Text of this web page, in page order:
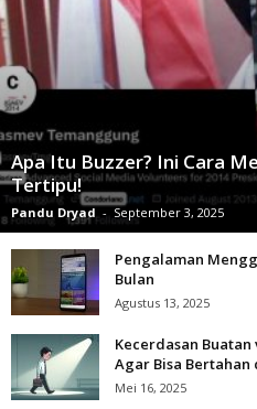
Apa Itu Buzzer? Ini Cara
Tertipu!
Pandu Dryad - September 3, 2025
Pengalaman
Bulan
Agustus 13, 2025
Kecerdasan Buatan
Agar Bisa Bertahan
Mei 16, 2025